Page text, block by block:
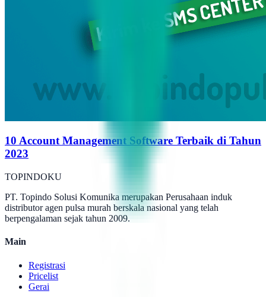
10 Account Management Software Terbaik di Tahun
2023
TOPINDOKU
PT. Topindo Solusi Komunika merupakan Perusahaan induk
distributor agen pulsa murah berskala nasional yang telah
berpengalaman sejak tahun 2009.
Main
Registrasi
Pricelist
Gerai